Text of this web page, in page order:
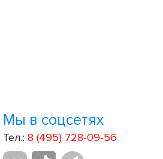
Мы в соцсетях
Тел.: 8 (495) 728-09-56